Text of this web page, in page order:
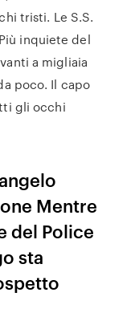
tristi. Le S.S.
inquiete del
a migliaia
poco. Il capo
gli occhi
Mentre
del Police
sta